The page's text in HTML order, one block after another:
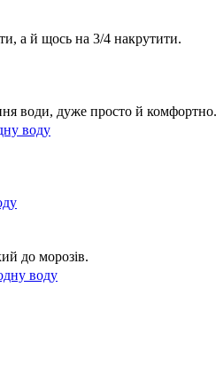
а й щось на 3/4 накрутити.
води, дуже просто й комфортно.
воду
до морозів.
воду